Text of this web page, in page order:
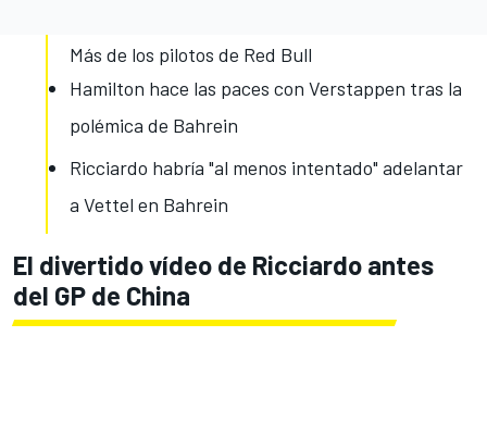
Más de los pilotos de Red Bull
Hamilton hace las paces con Verstappen tras la
polémica de Bahrein
Ricciardo habría "al menos intentado" adelantar
a Vettel en Bahrein
El divertido vídeo de Ricciardo antes
del GP de China